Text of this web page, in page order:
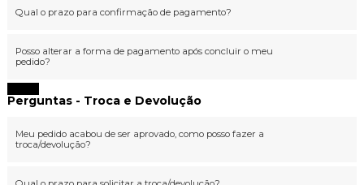
Qual o prazo para confirmação de pagamento?
Posso alterar a forma de pagamento após concluir o meu
pedido?
Perguntas - Troca e Devolução
Meu pedido acabou de ser aprovado, como posso fazer a
troca/devolução?